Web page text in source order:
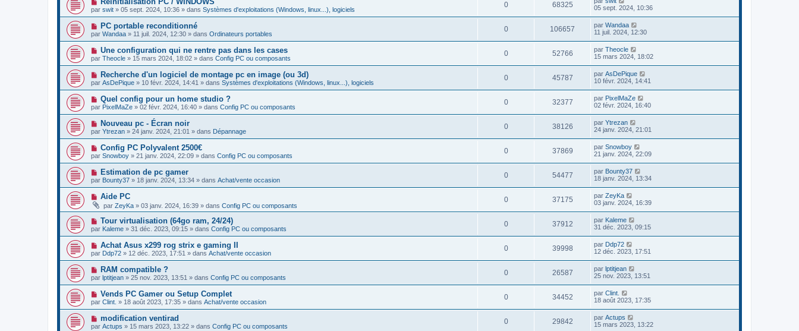
a
g
e
e
s
s
a
g
e
e
a
u
m
e
s
s
a
g
e
o
u
v
e
a
u
m
e
s
s
a
g
e
par swit » 05 sept. 2024, 10:36 » dans Systèmes d'exploitations (Windows, linux...), logiciels
0 68325
05 sept. 2024, 10:36
N
o
u
v
e
a
u
m
e
s
s
a
g
e
PC portable reconditionné
par Wandaa » 11 juil. 2024, 12:30 » dans Ordinateurs portables
0 106657 par Wandaa
11 juil. 2024, 12:30
N
o
u
v
e
a
u
m
e
s
s
a
g
e
Une configuration qui ne rentre pas dans les cases
par Theocle » 15 mars 2024, 18:02 » dans Config PC ou composants
0 52766 par Theocle
15 mars 2024, 18:02
N
o
u
e
a
u
m
e
s
s
a
g
e
Recherche d'un logiciel de montage pc en image (ou 3d)
par AsDePique » 10 févr. 2024, 14:41 » dans Systèmes d'exploitations (Windows, linux...), logiciels
0 45787 par AsDePique
10 févr. 2024, 14:41
N
o
u
v
e
a
u
m
e
s
s
a
g
e
Quel config pour un home studio ?
par PixelMaZe » 02 févr. 2024, 16:40 » dans Config PC ou composants
0 32377 par PixelMaZe
02 févr. 2024, 16:40
N
o
u
e
a
u
m
e
s
a
g
e
Nouveau pc - Écran noir
par Ytrezan » 24 janv. 2024, 21:01 » dans Dépannage
0 38126 par Ytrezan
24 janv. 2024, 21:01
N
o
u
v
e
a
u
m
e
s
s
g
e
Config PC Polyvalent 2500€
par Snowboy » 21 janv. 2024, 22:09 » dans Config PC ou composants
0 37869 par Snowboy
21 janv. 2024, 22:09
N
o
u
e
a
u
m
e
s
a
g
e
Estimation de pc gamer
par Bounty37 » 18 janv. 2024, 13:34 » dans Achat/vente occasion
0 54477 par Bounty37
18 janv. 2024, 13:34
N
u
v
a
u
m
e
s
s
a
g
e
Aide PC
par ZeyKa » 03 janv. 2024, 16:39 » dans Config PC ou composants
0 37175 par ZeyKa
03 janv. 2024, 16:39
N
o
u
e
a
u
m
e
s
s
g
e
Tour virtualisation (64go ram, 24/24)
par Kaleme » 31 déc. 2023, 09:15 » dans Config PC ou composants
0 37912 par Kaleme
31 déc. 2023, 09:15
N
o
u
v
e
a
u
m
e
s
a
g
Achat Asus x299 rog strix e gaming II
par Ddp72 » 12 déc. 2023, 17:51 » dans Achat/vente occasion
0 39998 par Ddp72
12 déc. 2023, 17:51
N
o
u
v
a
u
m
e
RAM compatible ?
par lptitjean » 25 nov. 2023, 13:51 » dans Config PC ou composants
0 26587 par lptitjean
25 nov. 2023, 13:51
N
o
u
e
a
Vends PC Gamer ou Setup Complet
par Clint. » 18 août 2023, 17:35 » dans Achat/vente occasion
0 34452 par Clint.
18 août 2023, 17:35
N
o
modification ventirad
par Actups » 15 mars 2023, 13:22 » dans Config PC ou composants
0 29842 par Actups
15 mars 2023, 13:22